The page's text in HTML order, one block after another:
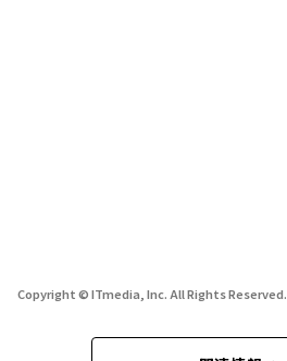
Copyright © ITmedia, Inc. All Rights Reserved.